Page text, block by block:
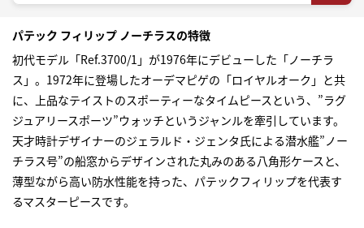
パテック フィリップ ノーチラスの特徴
初代モデル「Ref.3700/1」が1976年にデビューした「ノーチラ
ス」。1972年に登場したオーデマピゲの「ロイヤルオーク」と共
に、上品なテイストのスポーティーなタイムピースという、”ラグ
ジュアリースポーツ”ウォッチというジャンルを牽引しています。
天才時計デザイナーのジェラルド・ジェンタ氏による潜水艦”ノー
チラス号”の船窓からデザインされた丸みのある八角形ケースと、
薄型ながら高い防水性能を持った、パテックフィリップを代表す
るマスターピースです。